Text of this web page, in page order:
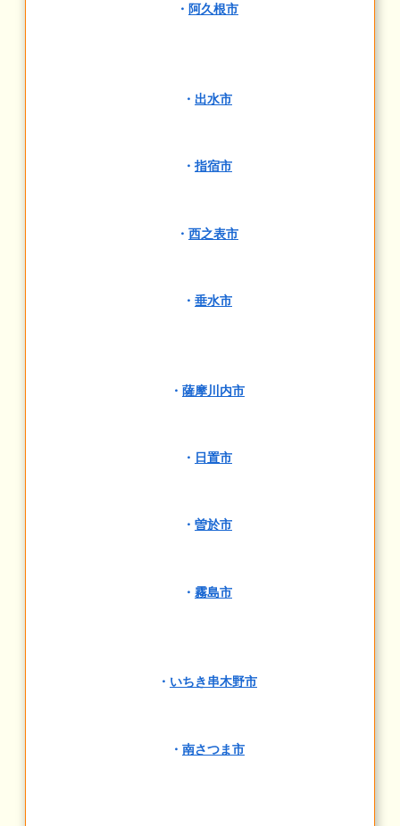
・ 阿久根市
・ 出水市
・ 指宿市
・ 西之表市
・ 垂水市
・ 薩摩川内市
・ 日置市
・ 曽於市
・ 霧島市
・ いちき串木野市
・ 南さつま市